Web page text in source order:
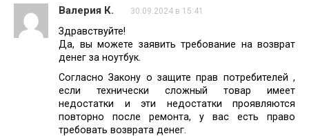
Валерия К. 30.09.2024 в 15:41
Здравствуйте!
Да, вы можете заявить требование на возврат
денег за ноутбук.
Согласно Закону о защите прав потребителей ,
если технически сложный товар имеет
недостатки и эти недостатки проявляются
повторно после ремонта, у вас есть право
требовать возврата денег.